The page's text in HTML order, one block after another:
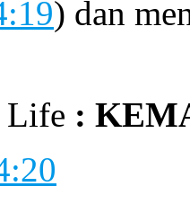
) dan
: